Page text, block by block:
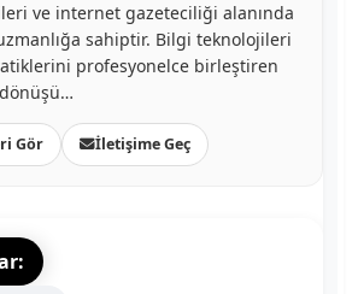
ve internet gazeteciliği alanında
sahiptir. Bilgi teknolojileri
profesyonelce birleştiren
Gör İletişime Geç